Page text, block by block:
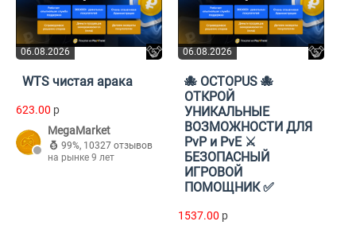
06.08.2026
WTS чистая арака
623.00 p
MegaMarket
99%, 10327 отзывов
на рынке 9 лет
06.08.2026
🐙 OCTOPUS 🐙
ОТКРОЙ
УНИКАЛЬНЫЕ
ВОЗМОЖНОСТИ ДЛЯ
PvP и PvE ⚔️
БЕЗОПАСНЫЙ
ИГРОВОЙ
ПОМОЩНИК ✅
1537.00 p